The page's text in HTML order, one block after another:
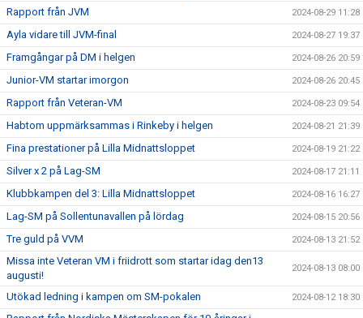
Rapport från JVM 2024-08-29 11:28
Ayla vidare till JVM-final 2024-08-27 19:37
Framgångar på DM i helgen 2024-08-26 20:59
Junior-VM startar imorgon 2024-08-26 20:45
Rapport från Veteran-VM 2024-08-23 09:54
Habtom uppmärksammas i Rinkeby i helgen 2024-08-21 21:39
Fina prestationer på Lilla Midnattsloppet 2024-08-19 21:22
Silver x 2 på Lag-SM 2024-08-17 21:11
Klubbkampen del 3: Lilla Midnattsloppet 2024-08-16 16:27
Lag-SM på Sollentunavallen på lördag 2024-08-15 20:56
Tre guld på VVM 2024-08-13 21:52
Missa inte Veteran VM i friidrott som startar idag den13
augusti!
2024-08-13 08:00
Utökad ledning i kampen om SM-pokalen 2024-08-12 18:30